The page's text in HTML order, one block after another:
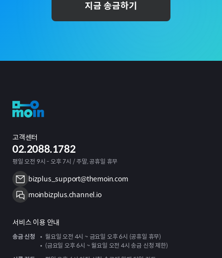
지금 송금하기
고객센터
02.2088.1782
평일 오전 9시 - 오후 7시 / 주말, 공휴일 휴무
bizplus_support@themoin.com
moinbizplus.channel.io
서비스 이용 안내
송금 신청
월요일 오전 4시 ~ 금요일 오후 6시 (공휴일 휴무)
(금요일 오후 6시 ~ 월요일 오전 4시 송금 신청 제한)